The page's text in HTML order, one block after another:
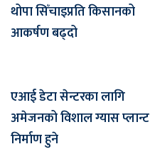
थोपा सिँचाइप्रति किसानको
आकर्षण बढ्दो
एआई डेटा सेन्टरका लागि
अमेजनको विशाल ग्यास प्लान्ट
निर्माण हुने